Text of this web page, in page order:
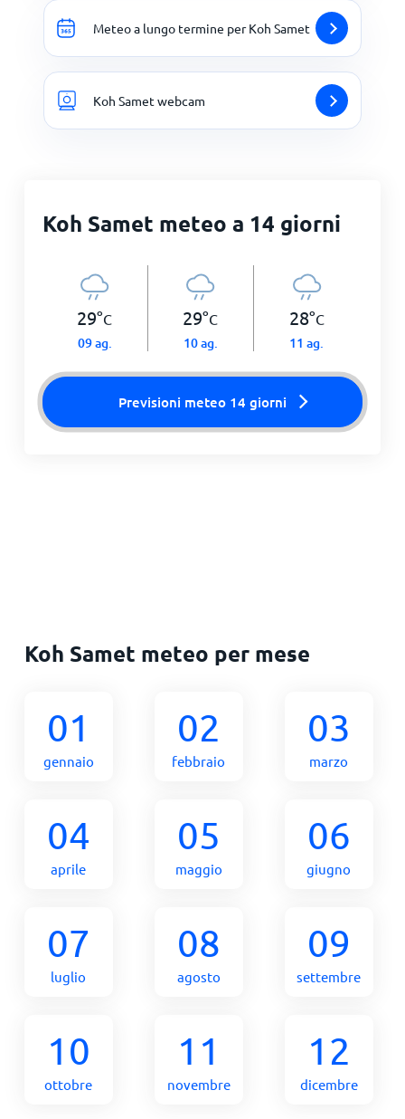
Meteo a lungo termine per Koh Samet
Koh Samet webcam
Koh Samet meteo a 14 giorni
29°C
09 ag.
29°C
10 ag.
28°C
11 ag.
Previsioni meteo 14 giorni
Koh Samet meteo per mese
01
gennaio
02
febbraio
03
marzo
04
aprile
05
maggio
06
giugno
07
luglio
08
agosto
09
settembre
10
ottobre
11
novembre
12
dicembre